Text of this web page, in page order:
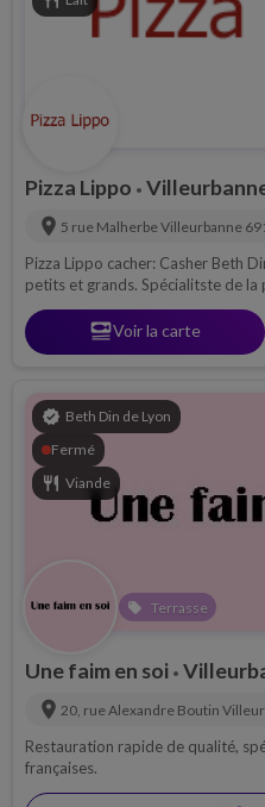
Pizza Lippo •
location_on 5 rue MalherbeVilleurbanne
Pizza Lippo cacher: Casher Beth Din, lait. Une cuisine
petits et grands. Spécialitste de la
set_mealVoir la carte
verified Beth Din de Lyon
Fermé
restaurant Viande
local_offer Terrasse
Une faim en soi •
location_on 20, rue Alexandre Boutin
Restauration rapide de qualité,
françaises.